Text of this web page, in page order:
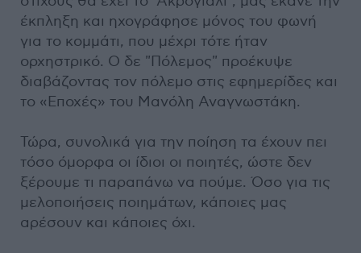
έκπληξη και ηχογράφησε μόνος του φωνή
για το κομμάτι, που μέχρι τότε ήταν
ορχηστρικό. Ο δε "Πόλεμος" προέκυψε
διαβάζοντας τον πόλεμο στις εφημερίδες και
το «Εποχές» του Μανόλη Αναγνωστάκη.
Τώρα, συνολικά για την ποίηση τα έχουν πει
τόσο όμορφα οι ίδιοι οι ποιητές, ώστε δεν
ξέρουμε τι παραπάνω να πούμε. Όσο για τις
μελοποιήσεις ποιημάτων, κάποιες μας
αρέσουν και κάποιες όχι.